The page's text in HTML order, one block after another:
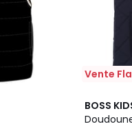
Vente
BOSS